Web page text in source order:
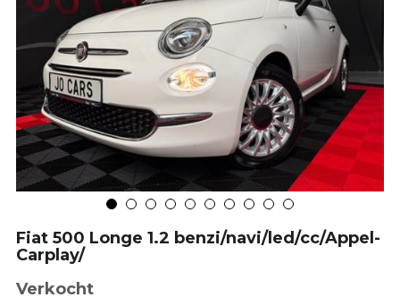
Fiat 500 Longe 1.2 benzi/navi/led/cc/Appel-
Carplay/
Verkocht